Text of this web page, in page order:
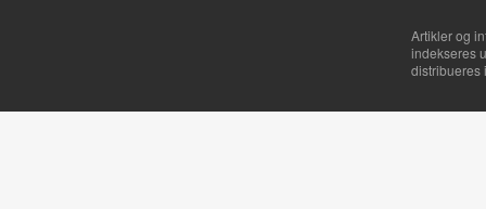
Artikler og
indekseres
distribueres